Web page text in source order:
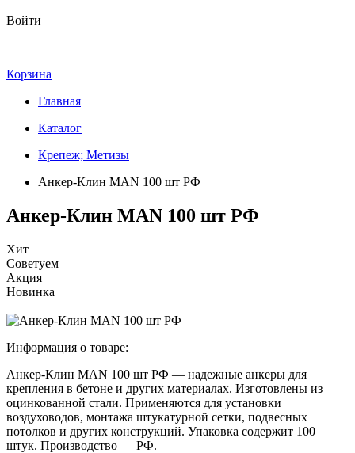
Войти
Корзина
Главная
Каталог
Крепеж; Метизы
Анкер-Клин МАN 100 шт РФ
Анкер-Клин МАN 100 шт РФ
Хит
Советуем
Акция
Новинка
Информация о товаре:
Анкер-Клин MAN 100 шт РФ — надежные анкеры для
крепления в бетоне и других материалах. Изготовлены из
оцинкованной стали. Применяются для установки
воздуховодов, монтажа штукатурной сетки, подвесных
потолков и других конструкций. Упаковка содержит 100
штук. Производство — РФ.